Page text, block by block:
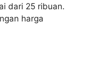
dari 25 ribuan.
harga